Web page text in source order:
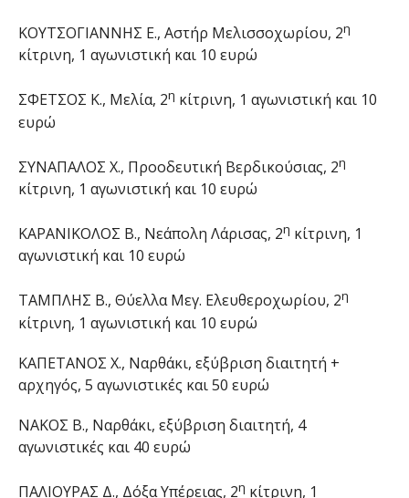
ΚΟΥΤΣΟΓΙΑΝΝΗΣ Ε., Αστήρ Μελισσοχωρίου, 2η
κίτρινη, 1 αγωνιστική και 10 ευρώ
ΣΦΕΤΣΟΣ Κ., Μελία, 2η κίτρινη, 1 αγωνιστική και 10
ευρώ
ΣΥΝΑΠΑΛΟΣ Χ., Προοδευτική Βερδικούσιας, 2η
κίτρινη, 1 αγωνιστική και 10 ευρώ
ΚΑΡΑΝΙΚΟΛΟΣ Β., Νεάπολη Λάρισας, 2η κίτρινη, 1
αγωνιστική και 10 ευρώ
ΤΑΜΠΛΗΣ Β., Θύελλα Μεγ. Ελευθεροχωρίου, 2η
κίτρινη, 1 αγωνιστική και 10 ευρώ
ΚΑΠΕΤΑΝΟΣ Χ., Ναρθάκι, εξύβριση διαιτητή +
αρχηγός, 5 αγωνιστικές και 50 ευρώ
ΝΑΚΟΣ Β., Ναρθάκι, εξύβριση διαιτητή, 4
αγωνιστικές και 40 ευρώ
ΠΑΛΙΟΥΡΑΣ Δ., Δόξα Υπέρειας, 2η κίτρινη, 1